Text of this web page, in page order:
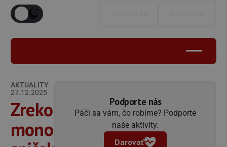
AKTUALITY
27.12.2025
Zrekonštruovaný
monoblok
Podporte nás
Páči sa vám, čo robíme? Podporte
naše aktivity.
Darovať